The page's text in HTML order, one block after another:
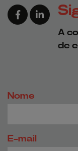
Link para a
Link
A
de
Nome
E-mail